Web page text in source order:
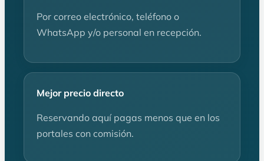
Por correo electrónico, teléfono o
WhatsApp y/o personal en recepción.
Mejor precio directo
Reservando aquí pagas menos que en los
portales con comisión.